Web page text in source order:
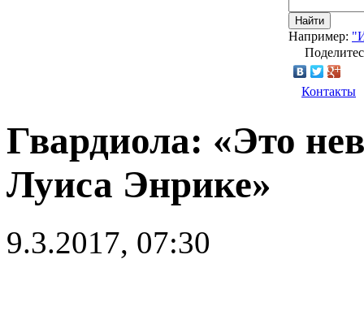
Найти
Например:
Контакты
Гвардиола: «Это
Луиса Энрике»
9.3.2017, 07:30